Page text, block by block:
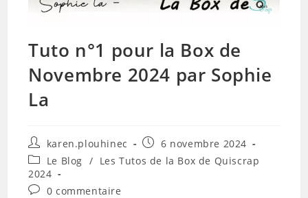
Tuto n°1 pour la Box de
Novembre 2024 par Sophie
La
Auteur/autrice
de
la
publication :
karen.plouhinec
Publication
publiée :
6 novembre 2024
Post
category:
Le Blog / Les Tutos de la Box de Quiscrap
2024
Commentaires
0 commentaire